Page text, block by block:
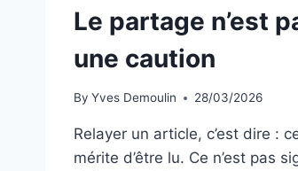
RAISON
Le partage n’est
une caution
By Yves Demoulin 28/03/2026
Relayer un article, c’est dire :
mérite d’être lu. Ce n’est pas